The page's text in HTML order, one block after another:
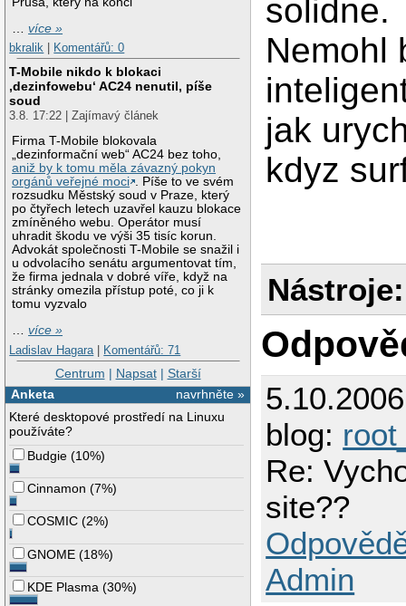
…více »
bkralik
Komentářů: 0
T-Mobile nikdo k blokaci
‚dezinfowebu‘ AC24 nenutil, píše
soud
3.8. 17:22 | Zajímavý článek
Firma T-Mobile blokovala
„dezinformační web“ AC24 bez toho,
aniž by k tomu měla závazný pokyn
orgánů veřejné moci . Píše to ve svém
rozsudku Městský soud v Praze, který
po čtyřech letech uzavřel kauzu blokace
zmíněného webu. Operátor musí
uhradit škodu ve výši 35 tisíc korun.
Advokát společnosti T-Mobile se snažil i
u odvolacího senátu argumentovat tím,
že firma jednala v dobré víře, když na
stránky omezila přístup poté, co ji k
tomu vyzvalo
…více »
Ladislav Hagara | Komentářů: 71
Centrum | Napsat| Starší
navrhněte »
Anketa
Které desktopové prostředí na Linuxu
používáte?
Budgie (10%)
Cinnamon (7%)
COSMIC (2%)
GNOME (18%)
KDE Plasma (30%)
solidne.
Nemohl
jak
kdyz
Nástroje:
blog:
Re:
site??
Admin